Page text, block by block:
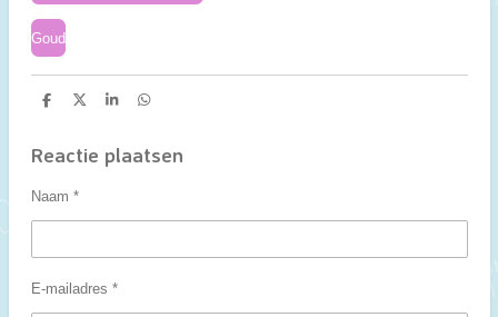
Goud
D
n
D
l
S
e
D
e
n
Reactie plaatsen
Naam *
E-mailadres *